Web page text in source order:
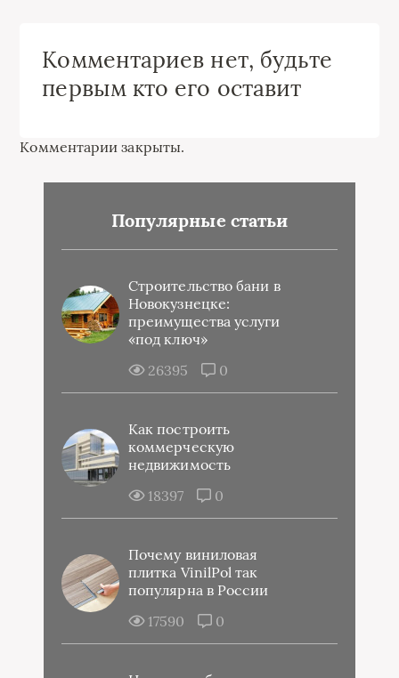
Комментариев нет, будьте
первым кто его оставит
Комментарии закрыты.
Популярные статьи
Строительство бани в
Новокузнецке:
преимущества услуги
«под ключ»
26395
0
Как построить
коммерческую
недвижимость
18397
0
Почему виниловая
плитка VinilPol так
популярна в России
17590
0